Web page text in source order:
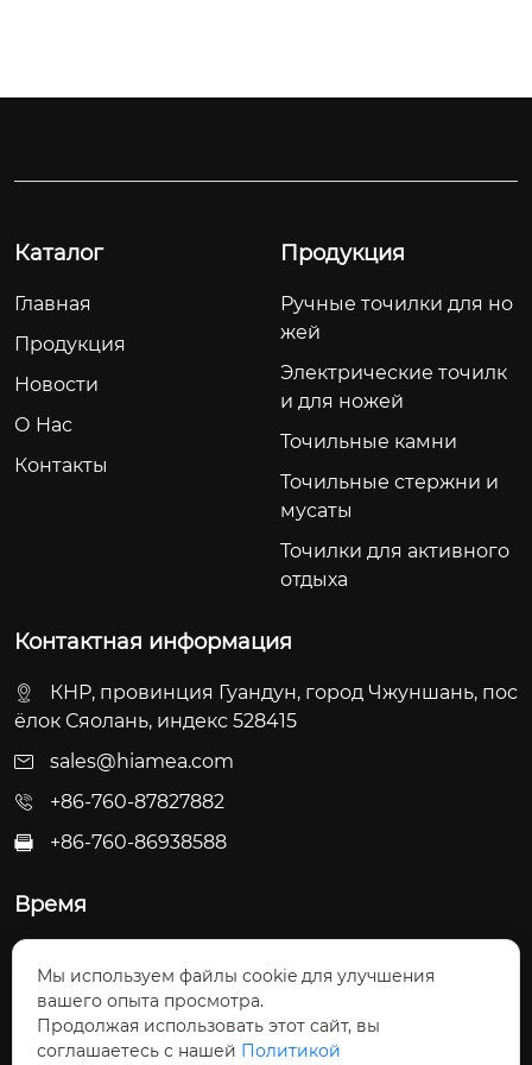
Каталог
Главная
Продукция
Новости
О Hас
Контакты
Продукция
Ручные точилки для но
жей
Электрические точилк
и для ножей
Точильные камни
Точильные стержни и
мусаты
Точилки для активного
отдыха
Контактная информация
КНР, провинция Гуандун, город Чжуншань, пос
ёлок Сяолань, индекс 528415
sales@hiamea.com
+86-760-87827882
 +86-760-86938588
Время
Сб - Вс: 10:00 - 22:30
Мы используем файлы cookie для улучшения
вашего опыта просмотра.
Продолжая использовать этот сайт, вы
соглашаетесь с нашей Политикой